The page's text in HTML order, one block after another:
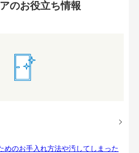
のお役立ち情報
めのお手入れ方法や汚してしまった